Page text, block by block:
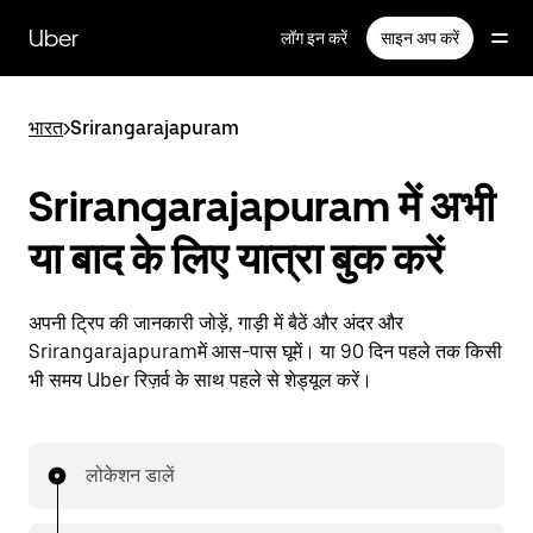
सामग्री
पर
Uber लॉग इन करें साइन अप करें
भारत>Srirangarajapuram
Srirangarajapuram में अभी
या बाद के लिए यात्रा बुक करें
अपनी ट्रिप की जानकारी जोड़ें, गाड़ी में बैठें और अंदर और
Srirangarajapuramमें आस-पास घूमें। या 90 दिन पहले तक किसी
भी समय Uber रिज़र्व के साथ पहले से शेड्यूल करें।
लोकेशन डालें